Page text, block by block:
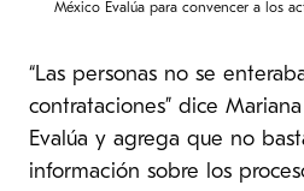
México Evalúa para convencer a los
“Las personas no se
contrataciones” dice
Evalúa y agrega que no
información sobre los